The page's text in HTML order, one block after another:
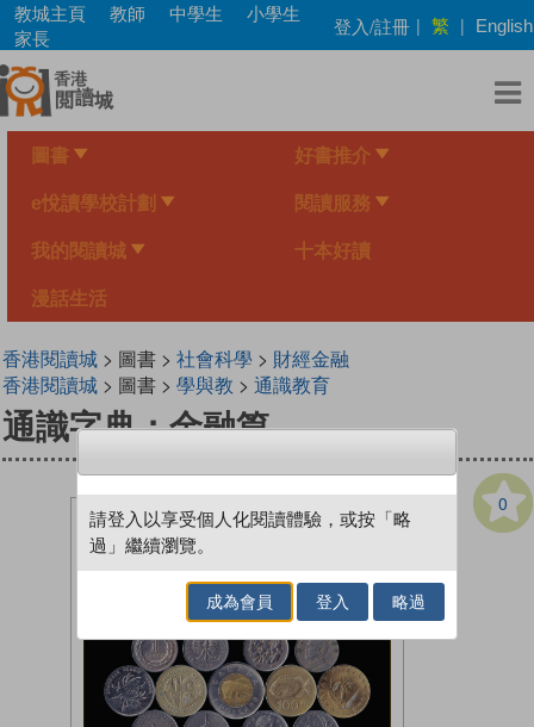
Skip
main
content
教城主頁 教師 中學生
小學生
家長
登入/註冊 | 繁 | English
圖書 好書推介
e悅讀學校計劃 閱讀服務
我的閱讀城 十本好讀
漫話生活
香港閱讀城> 圖書 > 社會科學 > 財經金融
香港閱讀城> 圖書 > 學與教 > 通識教育
通識字典：金融篇
0
請登入以享受個人化閱讀體驗，或按「略
過」繼續瀏覽。
成為會員 登入 略過